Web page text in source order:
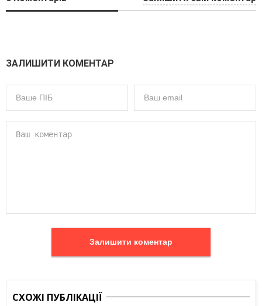
ЗАЛИШИТИ КОМЕНТАР
Залишити коментар
СХОЖІ ПУБЛІКАЦІЇ